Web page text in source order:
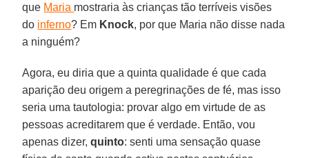
que Maria mostraria às crianças tão terríveis visões
do inferno? Em Knock, por que Maria não disse nada
a ninguém?
Agora, eu diria que a quinta qualidade é que cada
aparição deu origem a peregrinações de fé, mas isso
seria uma tautologia: provar algo em virtude de as
pessoas acreditarem que é verdade. Então, vou
apenas dizer,quinto: senti uma sensação quase